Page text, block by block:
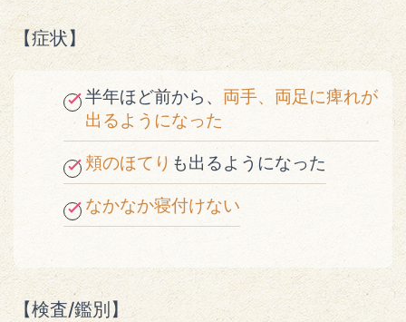
【症状】
半年ほど前から、 両手、両足に痺れが
出るようになった
頬のほてり も出るようになった
なかなか寝付けない
【検査/鑑別】